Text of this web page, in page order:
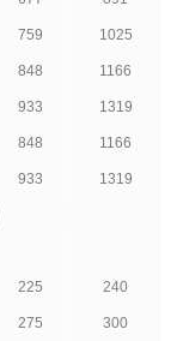
759 1025
848 1166
933 1319
848 1166
933 1319
225 240
275 300